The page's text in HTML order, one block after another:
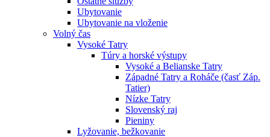
Ubytovanie
Ubytovanie na vloženie
Volný čas
Vysoké Tatry
Túry a horské výstupy
Vysoké a Belianske Tatry
Západné Tatry a Roháče (časť Záp.
Tatier)
Nízke Tatry
Slovenský raj
Pieniny
Lyžovanie, bežkovanie